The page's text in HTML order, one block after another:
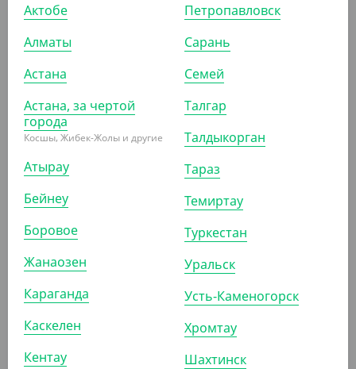
Стиральный порошок
Стиральный порошок
АРТ. 4200902
655.20₸
(655.20₸/ШТ)
Отбеливатель "Синергетик",
АРТ. 4103306
1 545.60
(1 545.60₸
Гель для стирки "Арко", для
Актобе
Алматы
Астана
Астана, за чертой
города
Косшы, Жибек-Жолы и другие
Атырау
Бейнеу
Боровое
Жанаозен
Караганда
Каскелен
Кентау
Петропавловск
Сарань
Семей
Талгар
Талдыкорган
Тараз
Темиртау
Туркестан
Уральск
Усть-Каменогорск
Хромтау
Шахтинск